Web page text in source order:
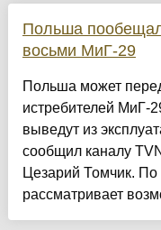
Польша
восьми МиГ-29
Польша может
истребителей МиГ-
выведут из
сообщил каналу
Цезарий Томчик.
рассматривает